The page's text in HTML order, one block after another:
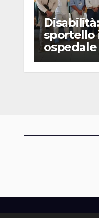
sportello
ospedale